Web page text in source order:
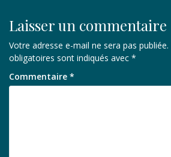
Laisser un commentaire
Votre adresse e-mail ne sera pas publiée.
obligatoires sont indiqués avec *
Commentaire *